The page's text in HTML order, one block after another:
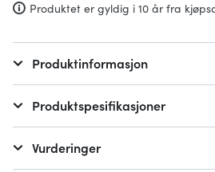
Produktet er gyldig i 10 år fra
Produktinformasjon
Produktspesifikasjoner
Vurderinger